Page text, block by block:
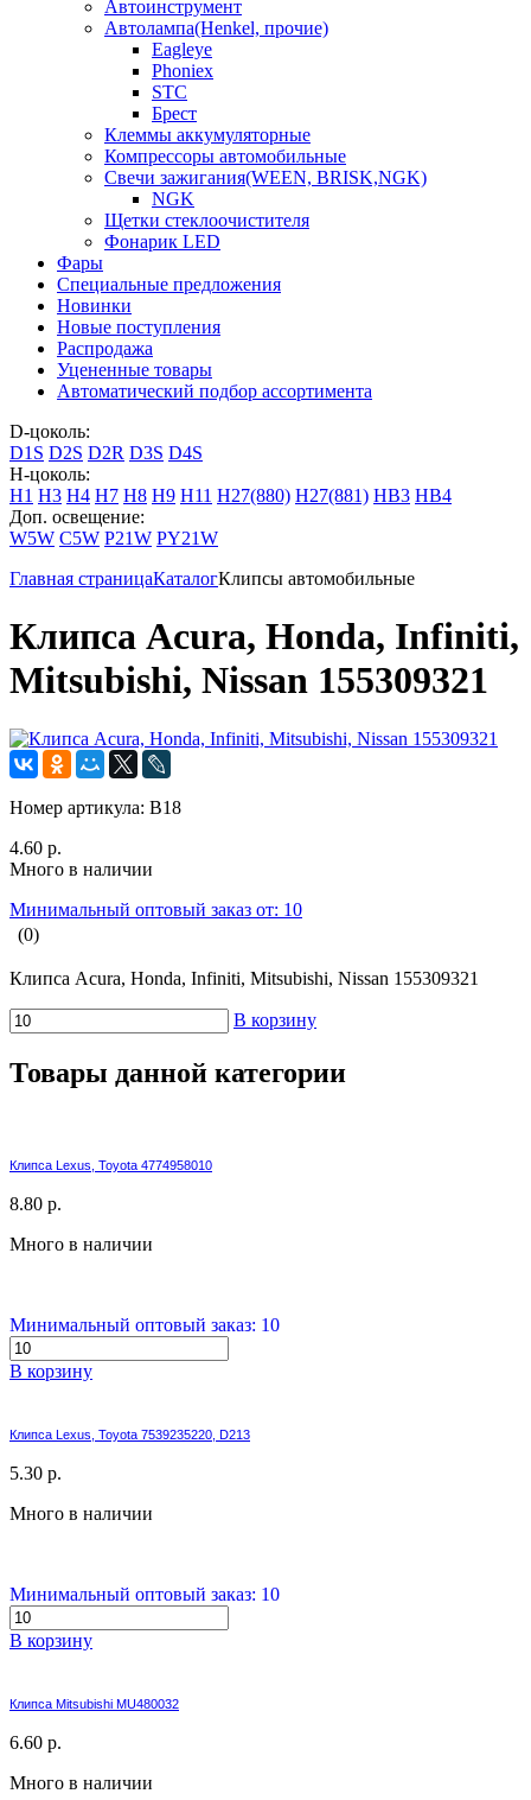
Автоинструмент
Автолампа(Henkel, прочие)
Eagleye
Phoniex
STC
Брест
Клеммы аккумуляторные
Компрессоры автомобильные
Свечи зажигания(WEEN, BRISK,NGK)
NGK
Щетки стеклоочистителя
Фонарик LED
Фары
Специальные предложения
Новинки
Новые поступления
Распродажа
Уцененные товары
Автоматический подбор ассортимента
D-цоколь:
D1S D2S D2R D3S D4S
H-цоколь:
H1 H3 H4 H7 H8 H9 H11 H27(880) H27(881) HB3 HB4
Доп. освещение:
W5W C5W P21W PY21W
Главная страницаКаталогКлипсы автомобильные
Клипса Acura, Honda, Infiniti,
Mitsubishi, Nissan 155309321
Номер артикула: B18
4.60 р.
Много в наличии
Минимальный оптовый заказ от: 10
(0)
Клипса Acura, Honda, Infiniti, Mitsubishi, Nissan 155309321
В корзину
Товары данной категории
Клипса Lexus, Toyota 4774958010
8.80 р.
Много в наличии
Минимальный оптовый заказ: 10
В корзину
Клипса Lexus, Toyota 7539235220, D213
5.30 р.
Много в наличии
Минимальный оптовый заказ: 10
В корзину
Клипса Mitsubishi MU480032
6.60 р.
Много в наличии